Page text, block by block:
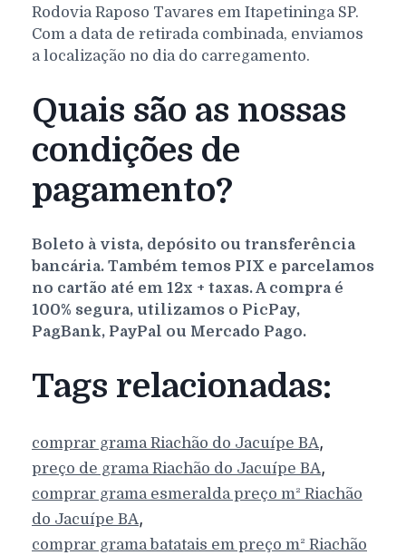
Rodovia Raposo Tavares em Itapetininga SP.
Com a data de retirada combinada, enviamos
a localização no dia do carregamento.
Quais são as nossas
condições de
pagamento?
Boleto à vista, depósito ou transferência
bancária. Também temos PIX e parcelamos
no cartão até em 12x + taxas. A compra é
100% segura, utilizamos o PicPay,
PagBank, PayPal ou Mercado Pago.
Tags relacionadas:
comprar gramaRiachão do Jacuípe BA,
preço de gramaRiachão do Jacuípe BA,
comprar grama esmeralda preço m² Riachão
do Jacuípe BA,
comprar grama batatais em preço m² Riachão